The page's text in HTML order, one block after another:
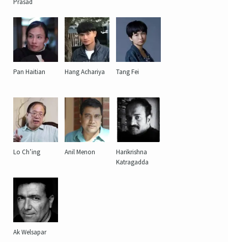
Pan Haitian Hang Achariya Tang Fei
Lo Ch’ing Anil Menon
Harikrishna
Katragadda
Ak Welsapar